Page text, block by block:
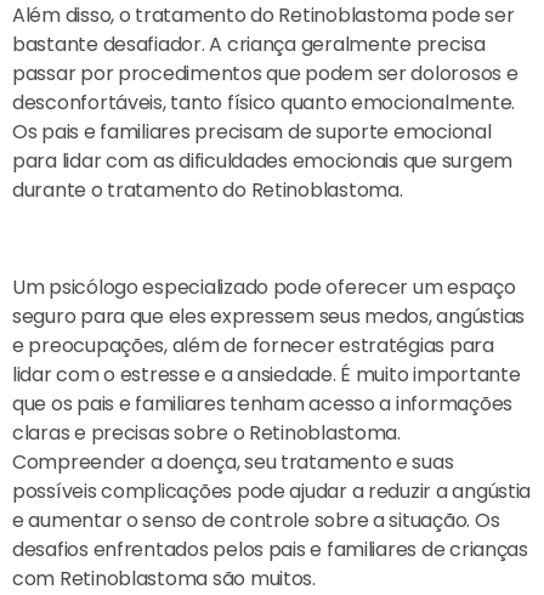
Além disso, o tratamento do Retinoblastoma pode ser
bastante desafiador. A criança geralmente precisa
passar por procedimentos que podem ser dolorosos e
desconfortáveis, tanto físico quanto emocionalmente.
Os pais e familiares precisam de suporte emocional
para lidar com as dificuldades emocionais que surgem
durante o tratamento do Retinoblastoma.
Um psicólogo especializado pode oferecer um espaço
seguro para que eles expressem seus medos, angústias
e preocupações, além de fornecer estratégias para
lidar com o estresse e a ansiedade. É muito importante
que os pais e familiares tenham acesso a informações
claras e precisas sobre o Retinoblastoma.
Compreender a doença, seu tratamento e suas
possíveis complicações pode ajudar a reduzir a angústia
e aumentar o senso de controle sobre a situação. Os
desafios enfrentados pelos pais e familiares de crianças
com Retinoblastoma são muitos.